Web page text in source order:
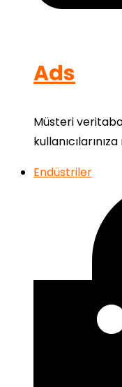
Ads
Müsteri
Endüstriler